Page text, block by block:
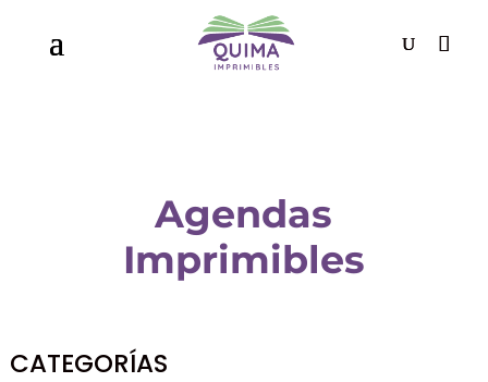
Agendas
Imprimibles
CATEGORÍAS